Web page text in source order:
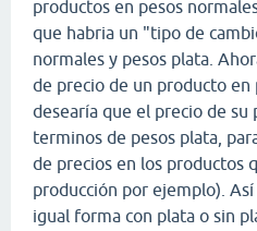
productos en pesos
que habria un "tipo de
normales y pesos plata.
de precio de un producto en
desearía que el precio de su
terminos de pesos plata,
de precios en los productos
producción por ejemplo).
igual forma con plata o sin